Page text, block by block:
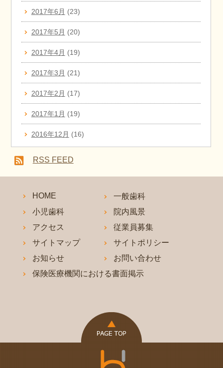
2017年6月 (23)
2017年5月 (20)
2017年4月 (19)
2017年3月 (21)
2017年2月 (17)
2017年1月 (19)
2016年12月 (16)
RSS FEED
HOME
一般歯科
小児歯科
院内風景
アクセス
従業員募集
サイトマップ
サイトポリシー
お知らせ
お問い合わせ
保険医療機関における書面掲示